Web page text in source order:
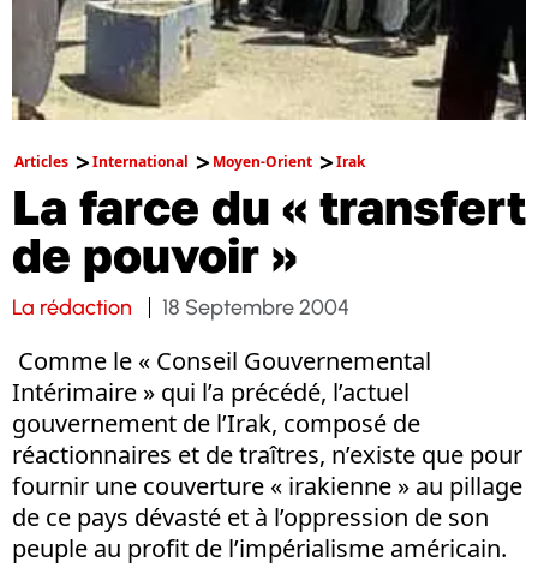
Articles International Moyen-Orient Irak
La farce du « transfert
de pouvoir »
La rédaction 18 Septembre 2004
Comme le « Conseil Gouvernemental
Intérimaire » qui l’a précédé, l’actuel
gouvernement de l’Irak, composé de
réactionnaires et de traîtres, n’existe que pour
fournir une couverture « irakienne » au pillage
de ce pays dévasté et à l’oppression de son
peuple au profit de l’impérialisme américain.